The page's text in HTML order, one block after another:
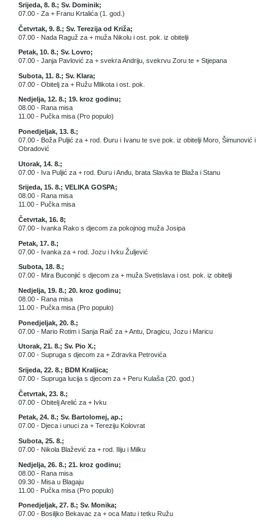
Srijeda, 8. 8.; Sv. Dominik;
07.00 - Za + Franu Krtalića (1. god.)
Četvrtak, 9. 8.; Sv. Terezija od Križa;
07.00 - Nada Raguž za + muža Nikolu i ost. pok. iz obitelji
Petak, 10. 8.; Sv. Lovro;
07.00 - Janja Pavlović za + svekra Andriju, svekrvu Zoru te + Stjepana
Subota, 11. 8.; Sv. Klara;
07.00 - Obitelj za + Ružu Mlikota i ost. pok.
Nedjelja, 12. 8.; 19. kroz godinu;
08.00 - Rana misa
11.00 - Pučka misa (Pro populo)
Ponedjeljak, 13. 8.;
07.00 - Boža Puljić za + rod. Đuru i Ivanu te sve pok. iz obitelji Moro, Šimunović i
Obradović
Utorak, 14. 8.;
07.00 - Iva Puljić za + rod. Đuru i Anđu, brata Slavka te Blaža i Stanu
Srijeda, 15. 8.; VELIKA GOSPA;
08.00 - Rana misa
11.00 - Pučka misa
Četvrtak, 16. 8;
07.00 - Ivanka Rako s djecom za pokojnog muža Josipa
Petak, 17. 8.;
07.00 - Ivanka za + rod. Jozu i Ivku Žuljević
Subota, 18. 8.;
07.00 - Mira Buconjić s djecom za + muža Svetislava i ost. pok. iz obitelji
Nedjelja, 19. 8.; 20. kroz godinu;
08.00 - Rana misa
11.00 - Pučka misa (Pro populo)
Ponedjeljak, 20. 8.;
07.00 - Mario Rotim i Sanja Raič za + Antu, Dragicu, Jozu i Maricu
Utorak, 21. 8.; Sv. Pio X.;
07.00 - Supruga s djecom za + Zdravka Petrovića
Srijeda, 22. 8.; BDM Kraljica;
07.00 - Supruga lucija s djecom za + Peru Kulaša (20. god.)
Četvrtak, 23. 8.;
07.00 - Obitelj Arelić za + Ivku
Petak, 24. 8.; Sv. Bartolomej, ap.;
07.00 - Djeca i unuci za + Tereziju Kolovrat
Subota, 25. 8.;
07.00 - Nikola Blažević za + rod. Iliju i Milku
Nedjelja, 26. 8.; 21. kroz godinu;
08.00 - Rana misa
09.30 - Misa u Blagaju
11.00 - Pučka misa (Pro populo)
Ponedjeljak, 27. 8.; Sv. Monika;
07.00 - Bosiljko Bekavac za + oca Matu i tetku Ružu